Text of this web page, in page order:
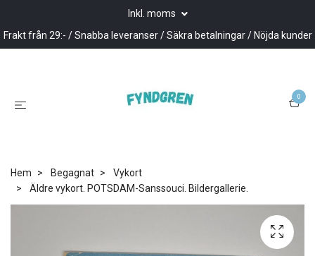
Inkl. moms
Frakt från 29:- / Snabba leveranser / Säkra betalningar / Nöjda kunder
0
Hem Begagnat
Vykort
Äldre vykort. POTSDAM-Sanssouci. Bildergallerie.